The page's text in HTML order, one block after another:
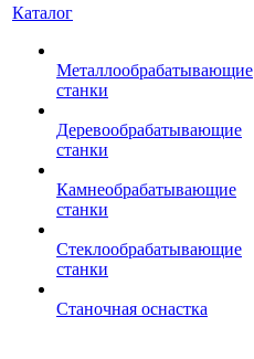
Каталог
Металлообрабатывающие
станки
Деревообрабатывающие
станки
Камнеобрабатывающие
станки
Стеклообрабатывающие
станки
Станочная оснастка